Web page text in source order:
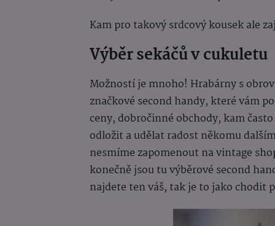
Kam pro takový srdcový kousek ale
Výběr sekáčů v cukuletu
Možností je mnoho! Hrabárny s
značkové second handy, které vám
ceny, dobročinné obchody, kam
odložit a udělat radost někomu
nesmíme zapomenout na vintage
konečně jsou tu výběrové second
najdete ten váš, tak je to jako chodit